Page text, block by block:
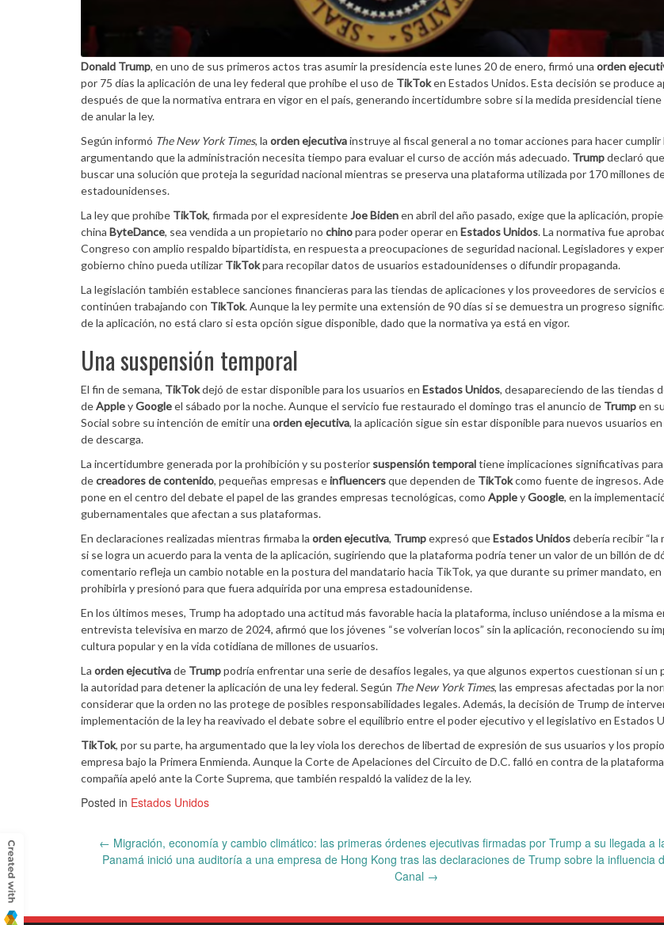
Donald Trump, en uno de sus primeros actos tras asumir la presidencia este lunes 20 de enero, firmó una orden
por 75 días la aplicación de una ley federal que prohíbe el uso de TikToken Estados Unidos. Esta decisión se produce
después de que la normativa entrara en vigor en el país, generando incertidumbre sobre si la medida presidencial tiene
de anular la ley.
Según informó The New York Times, la orden ejecutivainstruye al fiscal general a no tomar acciones para hacer cumplir
argumentando que la administración necesita tiempo para evaluar el curso de acción más adecuado. Trumpdeclaró
buscar una solución que proteja la seguridad nacional mientras se preserva una plataforma utilizada por 170 millones
estadounidenses.
La ley que prohíbe TikTok, firmada por el expresidente Joe Bidenen abril del año pasado, exige que la aplicación,
china ByteDance, sea vendida a un propietario no chinopara poder operar en Estados Unidos. La normativa fue
Congreso con amplio respaldo bipartidista, en respuesta a preocupaciones de seguridad nacional. Legisladores y
gobierno chino pueda utilizar TikTokpara recopilar datos de usuarios estadounidenses o difundir propaganda.
La legislación también establece sanciones financieras para las tiendas de aplicaciones y los proveedores de servicios
continúen trabajando con TikTok. Aunque la ley permite una extensión de 90 días si se demuestra un progreso
de la aplicación, no está claro si esta opción sigue disponible, dado que la normativa ya está en vigor.
Una suspensión temporal
El fin de semana, TikTokdejó de estar disponible para los usuarios en Estados Unidos, desapareciendo de las tiendas
deAppleyGoogleel sábado por la noche. Aunque el servicio fue restaurado el domingo tras el anuncio de Trumpen
Social sobre su intención de emitir una orden ejecutiva, la aplicación sigue sin estar disponible para nuevos usuarios
de descarga.
La incertidumbre generada por la prohibición y su posterior suspensión temporaltiene implicaciones significativas
decreadores de contenido, pequeñas empresas einfluencersque dependen de TikTokcomo fuente de ingresos.
pone en el centro del debate el papel de las grandes empresas tecnológicas, como AppleyGoogle, en la
gubernamentales que afectan a sus plataformas.
En declaraciones realizadas mientras firmaba la orden ejecutiva, Trumpexpresó queEstados Unidosdebería recibir “la
si se logra un acuerdo para la venta de la aplicación, sugiriendo que la plataforma podría tener un valor de un billón de
comentario refleja un cambio notable en la postura del mandatario hacia TikTok, ya que durante su primer mandato,
prohibirla y presionó para que fuera adquirida por una empresa estadounidense.
En los últimos meses, Trump ha adoptado una actitud más favorable hacia la plataforma, incluso uniéndose a la misma
entrevista televisiva en marzo de 2024, afirmó que los jóvenes “se volverían locos” sin la aplicación, reconociendo su
cultura popular y en la vida cotidiana de millones de usuarios.
La orden ejecutivade Trumppodría enfrentar una serie de desafíos legales, ya que algunos expertos cuestionan si
la autoridad para detener la aplicación de una ley federal. Según The New York Times, las empresas afectadas por la
considerar que la orden no las protege de posibles responsabilidades legales. Además, la decisión de Trump de
implementación de la ley ha reavivado el debate sobre el equilibrio entre el poder ejecutivo y el legislativo en Estados
TikTok, por su parte, ha argumentado que la ley viola los derechos de libertad de expresión de sus usuarios y los
empresa bajo la Primera Enmienda. Aunque la Corte de Apelaciones del Circuito de D.C. falló en contra de la
compañía apeló ante la Corte Suprema, que también respaldó la validez de la ley.
Posted in Estados Unidos
Post
← Migración, economía y cambio climático: las primeras órdenes ejecutivas firmadas por Trump a su llegada a
Panamá inició una auditoría a una empresa de Hong Kong tras las declaraciones de Trump sobre la influencia
Canal →